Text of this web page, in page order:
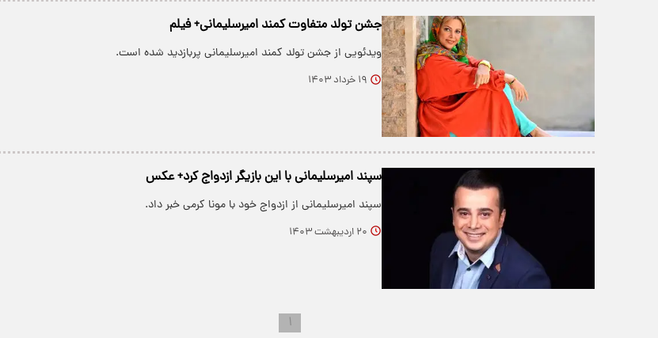
جشن تولد متفاوت کمند امیرسلیمانی+ فیلم
ویدئویی از جشن تولد کمند امیرسلیمانی پربازدید شده است.
۱۹ خرداد ۱۴۰۳
سپند امیرسلیمانی با این بازیگر ازدواج کرد+ عکس
سپند امیرسلیمانی از ازدواج خود با مونا کرمی خبر داد.
۲۰ اردیبهشت ۱۴۰۳
۱